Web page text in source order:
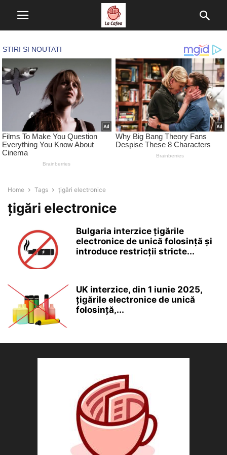
Home Tags țigări electronice
țigări electronice
Bulgaria interzice țigările
electronice de unică folosință și
introduce restricții stricte...
UK interzice, din 1 iunie 2025,
țigările electronice de unică
folosință,...